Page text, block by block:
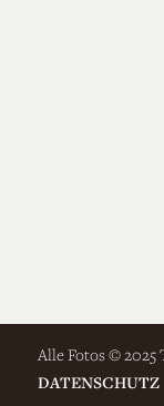
Alle Fotos © 2025
DATENSCHUTZ